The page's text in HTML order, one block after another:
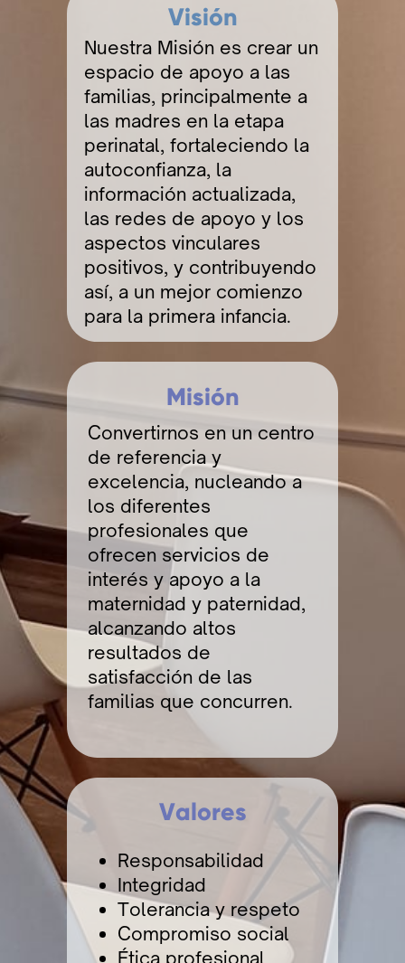
Visión
Nuestra Misión es crear un
espacio de apoyo a las
familias, principalmente a
las madres en la etapa
perinatal, fortaleciendo la
autoconfianza, la
información actualizada,
las redes de apoyo y los
aspectos vinculares
positivos, y contribuyendo
así, a un mejor comienzo
para la primera infancia.
Misión
Convertirnos en un centro
de referencia y
excelencia, nucleando a
los diferentes
profesionales que
ofrecen servicios de
interés y apoyo a la
maternidad y paternidad,
alcanzando altos
resultados de
satisfacción de las
familias que concurren.
Valores
Responsabilidad
Integridad
Tolerancia y respeto
Compromiso social
Ética profesional